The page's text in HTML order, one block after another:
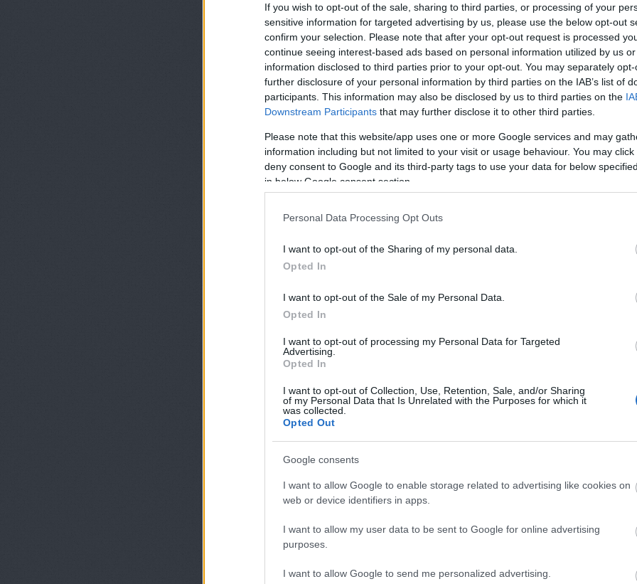
If you wish to opt-out of the sale, sharing to third parties, or processing of your
sensitive information for targeted advertising by us, please use the below opt-out
confirm your selection. Please note that after your opt-out request is processed
continue seeing interest-based ads based on personal information utilized by us
information disclosed to third parties prior to your opt-out. You may separately
further disclosure of your personal information by third parties on the IAB’s list of
participants. This information may also be disclosed by us to third parties on the
Downstream Participants that may further disclose it to other third parties.
Please note that this website/app uses one or more Google services and may
information including but not limited to your visit or usage behaviour. You may
deny consent to Google and its third-party tags to use your data for below
in below Google consent section.
Personal Data Processing Opt Outs
I want to opt-out of the Sharing of my personal data.
Opted In
I want to opt-out of the Sale of my Personal Data.
Opted In
I want to opt-out of processing my Personal Data for Targeted
Advertising.
Opted In
I want to opt-out of Collection, Use, Retention, Sale, and/or Sharing
of my Personal Data that Is Unrelated with the Purposes for which it
was collected.
Opted Out
Google consents
I want to allow Google to enable storage related to advertising like cookies on
web or device identifiers in apps.
I want to allow my user data to be sent to Google for online advertising
purposes.
I want to allow Google to send me personalized advertising.
cseh
istván
könyv
emma
2018
helen
jane